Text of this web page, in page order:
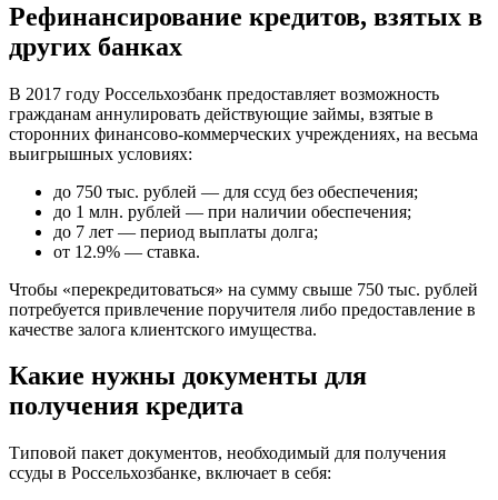
Рефинансирование кредитов, взятых в
других банках
В 2017 году Россельхозбанк предоставляет возможность
гражданам аннулировать действующие займы, взятые в
сторонних финансово-коммерческих учреждениях, на весьма
выигрышных условиях:
до 750 тыс. рублей — для ссуд без обеспечения;
до 1 млн. рублей — при наличии обеспечения;
до 7 лет — период выплаты долга;
от 12.9% — ставка.
Чтобы «перекредитоваться» на сумму свыше 750 тыс. рублей
потребуется привлечение поручителя либо предоставление в
качестве залога клиентского имущества.
Какие нужны документы для
получения кредита
Типовой пакет документов, необходимый для получения
ссуды в Россельхозбанке, включает в себя: